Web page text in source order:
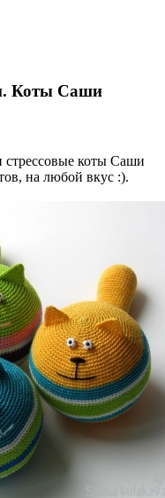
Коты Саши
стрессовые коты Саши
на любой вкус :).